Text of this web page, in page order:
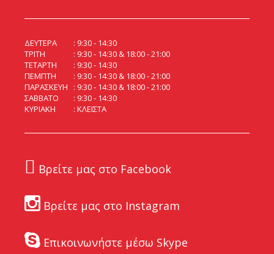
ΔΕΥΤΕΡΑ
9:30 - 14:30
ΤΡΙΤΗ
9:30 - 14:30 & 18:00 - 21:00
ΤΕΤΑΡΤΗ
9:30 - 14:30
ΠΕΜΠΤΗ
9:30 - 14:30 & 18:00 - 21:00
ΠΑΡΑΣΚΕΥΗ
9:30 - 14:30 & 18:00 - 21:00
ΣΑΒΒΑΤΟ
9:30 - 14:30
ΚΥΡΙΑΚΗ
ΚΛΕΙΣΤΑ
Βρείτε μας στο Facebook
Βρείτε μας στο Instagram
Επικοινωνήστε μέσω Skype